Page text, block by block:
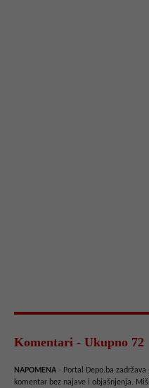
Komentari - Ukupno 72
NAPOMENA - Portal Depo.ba
komentar bez najave i objašnjenja.